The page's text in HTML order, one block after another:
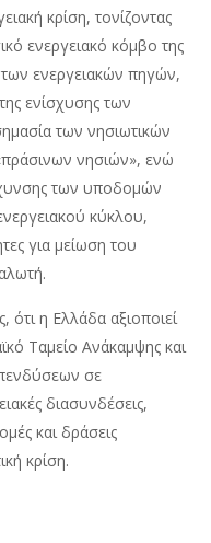
κρίση, τονίζοντας
ενεργειακό κόμβο της
ενεργειακών πηγών,
ενίσχυσης των
των νησιωτικών
νησιών», ενώ
των υποδομών
κύκλου,
για μείωση του
η Ελλάδα αξιοποιεί
Ταμείο Ανάκαμψης και
σε
διασυνδέσεις,
και δράσεις
κρίση.